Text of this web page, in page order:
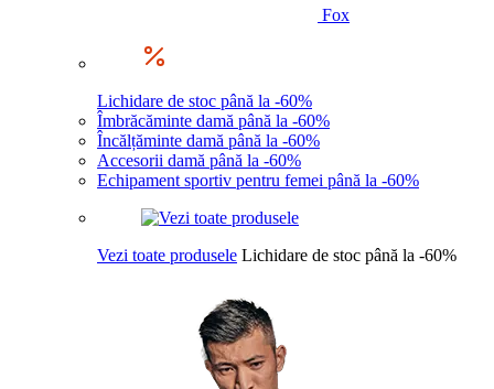
Fox
Lichidare de stoc până la -60%
Îmbrăcăminte damă până la -60%
Încălțăminte damă până la -60%
Accesorii damă până la -60%
Echipament sportiv pentru femei până la -60%
Vezi toate produsele Lichidare de stoc până la -60%